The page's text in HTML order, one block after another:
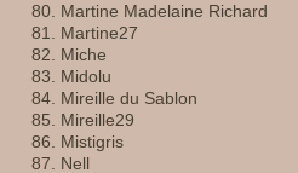
Martine Madelaine Richard
Martine27
Miche
Midolu
Mireille du Sablon
Mireille29
Mistigris
Nell